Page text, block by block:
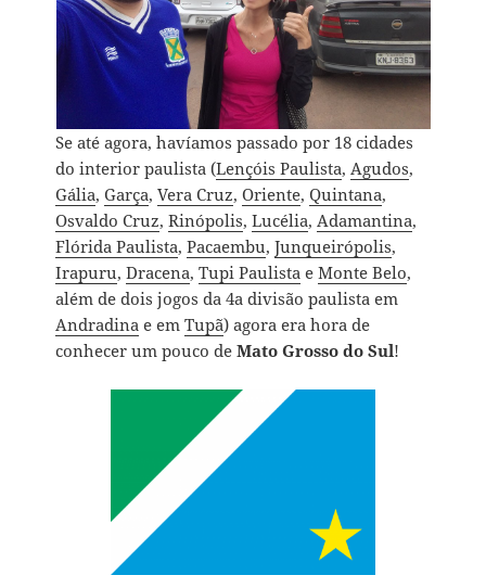
Se até agora, havíamos passado por 18 cidades
do interior paulista (Lençóis Paulista, Agudos,
Gália,Garça,Vera Cruz,Oriente,Quintana,
Osvaldo Cruz,Rinópolis,Lucélia, Adamantina,
Flórida Paulista,Pacaembu,Junqueirópolis,
Irapuru,Dracena,Tupi Paulista eMonte Belo,
além de dois jogos da 4a divisão paulista em
Andradina e emTupã) agora era hora de
conhecer um pouco deMato Grosso do Sul!